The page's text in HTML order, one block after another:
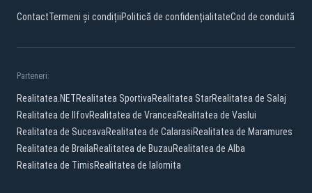
ContactTermeni și condițiiPolitică de confidențialitateCod de conduită
Parteneri:
Realitatea.NETRealitatea SportivaRealitatea StarRealitatea de Salaj
Realitatea de IlfovRealitatea de VranceaRealitatea de Vaslui
Realitatea de SuceavaRealitatea de CalarasiRealitatea de Maramures
Realitatea de BrailaRealitatea de BuzauRealitatea de Alba
Realitatea de TimisRealitatea de Ialomita